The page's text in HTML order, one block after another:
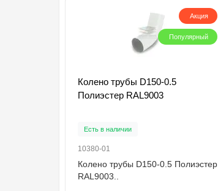
Акция
Популярный
Колено трубы D150-0.5
Полиэстер RAL9003
Есть в наличии
10380-01
Колено трубы D150-0.5 Полиэстер
RAL9003..